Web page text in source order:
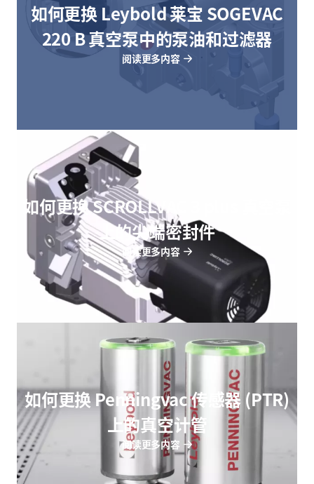
如何更换 Leybold 莱宝 SOGEVAC
220 B 真空泵中的泵油和过滤器
阅读更多内容
如何更换 SCROLLVAC 3 plus 真空泵
上的尖端密封件
阅读更多内容
如何更换 Penningvac 传感器 (PTR)
上的真空计管
阅读更多内容